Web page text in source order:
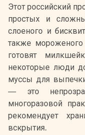
Этот российский
простых и
слоеного и
также
готовят
некоторые люди
муссы для
— это
многоразовой
рекомендует
вскрытия.